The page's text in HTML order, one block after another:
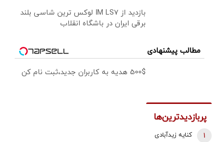
بازدید از IM LS7 لوکس ترین شاسی بلند
برقی ایران در باشگاه انقلاب
مطالب پیشنهادی
500$ هدیه به کاربران جدید،ثبت نام کن
پربازدیدترین‌ها
کنایه زیدآبادی
1